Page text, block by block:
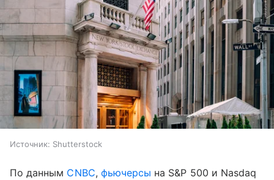
Источник: Shutterstock
По данным CNBC, фьючерсы на S&P 500 и Nasdaq